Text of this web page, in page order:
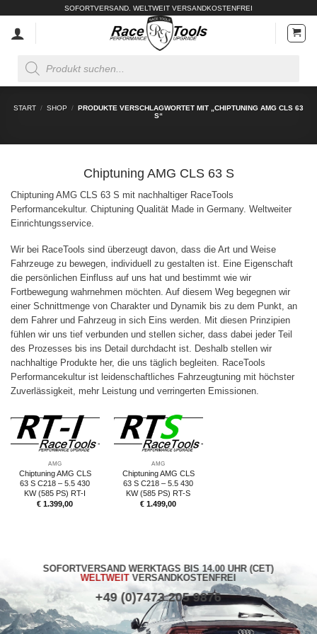
springen
SOFORTVERSAND. WELTWEIT VERSANDKOSTENFREI
search
START / SHOP / PRODUKTE VERSCHLAGWORTET MIT „CHIPTUNING AMG CLS 63
S“
Chiptuning AMG CLS 63 S
Chiptuning AMG CLS 63 S mit nachhaltiger RaceTools
Performancekultur. Chiptuning Qualität Made in Germany. Weltweiter
Einrichtungsservice.
Wir bei RaceTools sind überzeugt davon, dass die Art und Weise
Fahrzeuge zu bewegen, individuell zu gestalten ist. Eine Eigenschaft
die persönlichen Einfluss auf uns hat und bestimmt wie wir
Fortbewegung wahrnehmen möchten. Auf diesem Weg begegnen wir
einer Schnittmenge von Charakter und Dynamik bis zu dem Punkt, an
dem Fahrer und Fahrzeug in sich Eins werden. Mit diesen Prinzipien
fühlen wir uns tief verbunden und stellen sicher, dass dabei jeder Teil
des Prozesses bis ins Detail durchdacht ist. Deshalb stellen wir
nachhaltige Produkte her, die uns täglich begleiten. RaceTools
Performancekultur ist leidenschaftliches Fahrzeugtuning mit höchster
Zuverlässigkeit, mehr Leistung und verringerten Emissionen.
AMG
Chiptuning AMG CLS
63 S C218 – 5.5 430
KW (585 PS) RT-I
€ 1.399,00
AMG
Chiptuning AMG CLS
63 S C218 – 5.5 430
KW (585 PS) RT-S
€ 1.499,00
SOFORTVERSAND WERKTAGS BIS 14.00 UHR (CET)
WELTWEITVERSANDKOSTENFREI
+49 (0)7473 205 9876